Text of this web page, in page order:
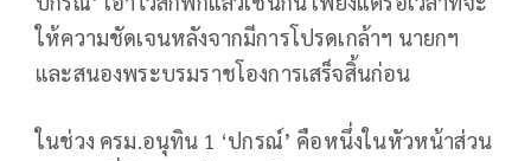
ให้ความชัดเจนหลังจากมีการโปรดเกล้าฯ นายกฯ
และสนองพระบรมราชโองการเสร็จสิ้นก่อน
ในช่วง ครม.อนุทิน 1 ‘ปกรณ์’ คือหนึ่งในหัวหน้าส่วน